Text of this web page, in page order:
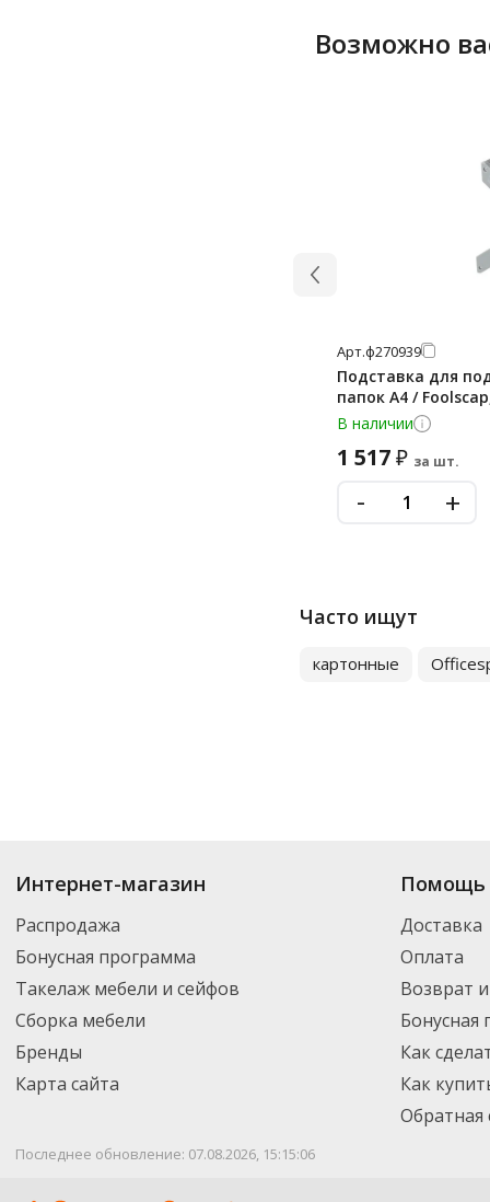
Возможно
Арт.ф270939
Подставка для
папок А4 /
В наличии
1 517₽ за шт.
- +
Часто ищут
картонные
Купить
. В
Вы можете выбрать нужный товар и добавить его в корзину для
партнерской транспортной компанией DPD. Для постоянных
Интернет-магазин
Распродажа
Бонусная программа
Такелаж мебели и сейфов
Сборка мебели
Бренды
Карта сайта
Помощь
Доставка
Оплата
Возврат
Бонусная
Как
Как
Обратная
Последнее обновление: 07.08.2026, 15:15:06